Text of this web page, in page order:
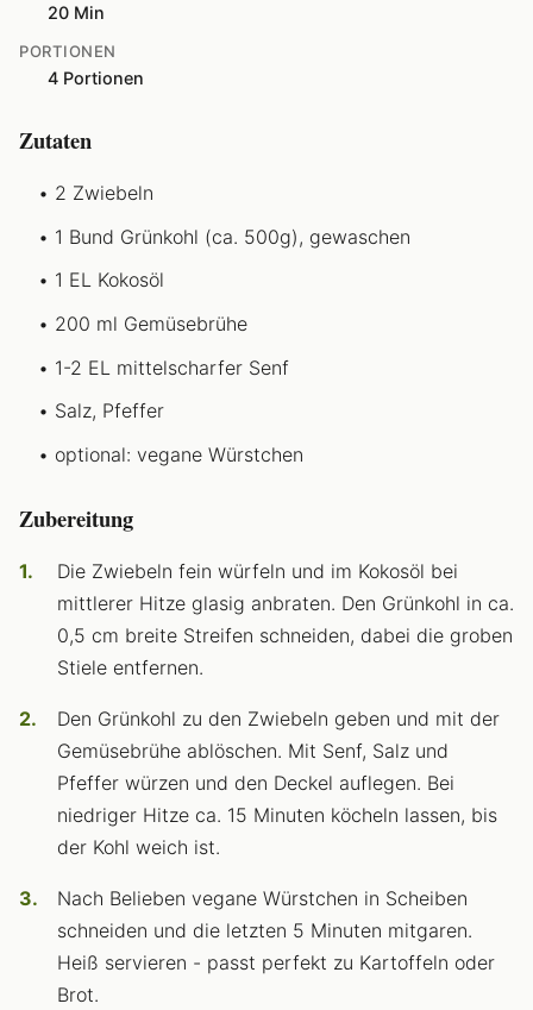
20 Min
PORTIONEN
4 Portionen
Zutaten
2 Zwiebeln
1 Bund Grünkohl (ca. 500g), gewaschen
1 EL Kokosöl
200 ml Gemüsebrühe
1-2 EL mittelscharfer Senf
Salz, Pfeffer
optional: vegane Würstchen
Zubereitung
Die Zwiebeln fein würfeln und im Kokosöl bei
mittlerer Hitze glasig anbraten. Den Grünkohl in ca.
0,5 cm breite Streifen schneiden, dabei die groben
Stiele entfernen.
Den Grünkohl zu den Zwiebeln geben und mit der
Gemüsebrühe ablöschen. Mit Senf, Salz und
Pfeffer würzen und den Deckel auflegen. Bei
niedriger Hitze ca. 15 Minuten köcheln lassen, bis
der Kohl weich ist.
Nach Belieben vegane Würstchen in Scheiben
schneiden und die letzten 5 Minuten mitgaren.
Heiß servieren - passt perfekt zu Kartoffeln oder
Brot.